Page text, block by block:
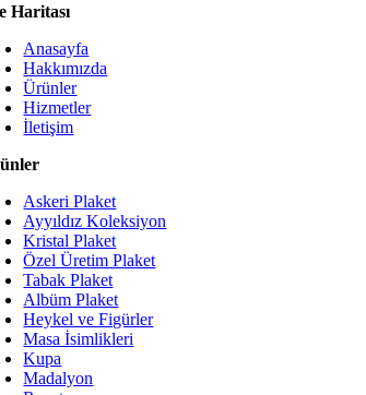
Haritası
Anasayfa
Hakkımızda
Ürünler
Hizmetler
İletişim
Askeri Plaket
Ayyıldız Koleksiyon
Kristal Plaket
Özel Üretim Plaket
Tabak Plaket
Albüm Plaket
Heykel ve Figürler
Masa İsimlikleri
Kupa
Madalyon